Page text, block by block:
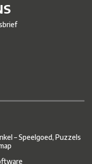
– Speelgoed, Puzzels